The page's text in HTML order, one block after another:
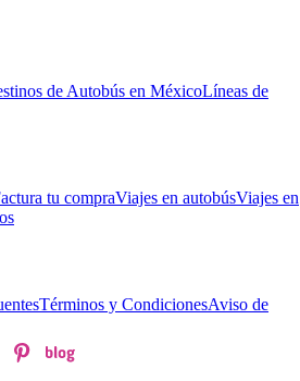
de Autobús en MéxicoLíneas de
tu compraViajes en autobúsViajes en
Términos y CondicionesAviso de